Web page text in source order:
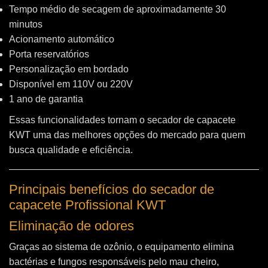
Tempo médio de secagem de aproximadamente 30
minutos
Acionamento automático
Porta reservatórios
Personalização em bordado
Disponível em 110V ou 220V
1 ano de garantia
Essas funcionalidades tornam o secador de capacete
KWT uma das melhores opções do mercado para quem
busca qualidade e eficiência.
Principais benefícios do secador de
capacete Profissional KWT
Eliminação de odores
Graças ao sistema de ozônio, o equipamento elimina
bactérias e fungos responsáveis pelo mau cheiro,